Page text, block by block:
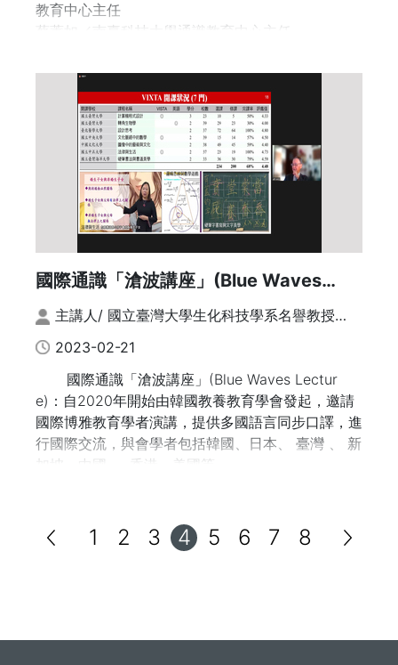
教育中心主任
蔡蕙如／南臺科技大學通識教育中心主任
2. 多元升等與教學實踐研究計畫的困境與突破
王維君／國立臺灣科技大學人文社會學科教授
李懿純／大同大學通識教育中心副教授
王玫／東南科技大學通識教育中心教授
3. ESG觸媒：通識教育跨界永續發展教育
—透過通識教育向真實世界學習，為永續未來而教
何昕家／國立臺中科技大學通識教育中心副教授
尹崇恩／東吳大學專技副教授／台康生技股份有限公
司獨立董事
4. 通識教育與大學社會責任（USR）
陳明柔／靜宜大學臺灣文學系教授
楊智其／國立暨南國際大學土木工程學系副教授
陳美珠／南臺科技大學高齡福祉服務系副教授
5. 人文意義如何生成？哲學批判思維 × AI
陳奕融／東吳大學哲學系助理教授
張智皓／國立屏東科技大學通識教育中心助理教授
國際通識「滄波講座」(Blue Waves
Lecture) 系列 | 虛實整合遠距教學VIXTA
主講人/ 國立臺灣大學生化科技學系名譽教授；
2023-02-21
國際通識「滄波講座」(Blue Waves Lectur
e)：自2020年開始由韓國教養教育學會發起，邀請
國際博雅教育學者演講，提供多國語言同步口譯，進
行國際交流，與會學者包括韓國、日本、 臺灣 、 新
加坡、中國 、 香港、美國等。
系莊榮輝名譽教授(臺科大前副校長/中華民國通識教
育學會前理事長)主講「通識教學與研究的境與
1 2 3 4 5 6 7 8